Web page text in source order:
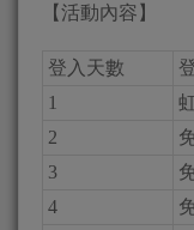
【活動內容】
登入天數
1
2
3
4